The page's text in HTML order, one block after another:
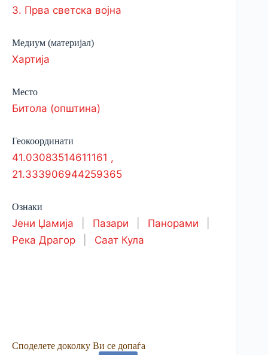
3. Прва светска војна
Медиум (материјал)
Хартија
Место
Битола (општина)
Геокоординати
41.03083514611161 ,
21.333906944259365
Ознаки
Јени Џамија Пазари Панорами
Река Драгор
Саат Кула
Споделете доколку Ви се допаѓа